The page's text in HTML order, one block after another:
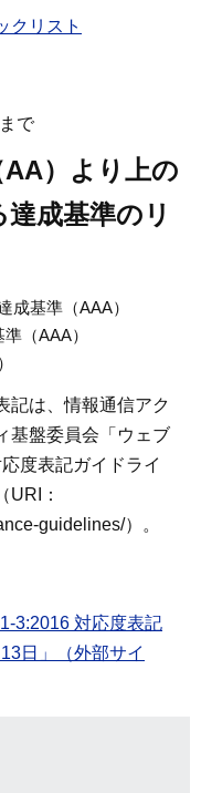
クリスト
で
）より上の
成基準のリ
成基準（AAA）
（AAA）
記は、情報通信アク
基盤委員会「ウェブ
度表記ガイドライ
URI：
guidelines/）。
3:2016 対応度表記
日」（外部サイ